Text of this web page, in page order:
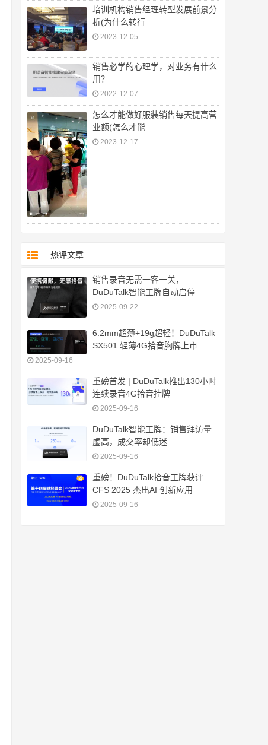
培训机构销售经理转型发展前景分
析(为什么转行
2023-12-05
销售必学的心理学，对业务有什么
用？
2022-12-07
怎么才能做好服装销售每天提高营
业额(怎么才能
2023-12-17
热评文章
销售录音无需一客一关，
DuDuTalk智能工牌自动启停
2025-09-22
6.2mm超薄+19g超轻！DuDuTalk
SX501 轻薄4G拾音胸牌上市
2025-09-16
重磅首发 | DuDuTalk推出130小时
连续录音4G拾音挂牌
2025-09-16
DuDuTalk智能工牌：销售拜访量
虚高，成交率却低迷
2025-09-16
重磅！DuDuTalk拾音工牌获评
CFS 2025 杰出AI 创新应用
2025-09-16